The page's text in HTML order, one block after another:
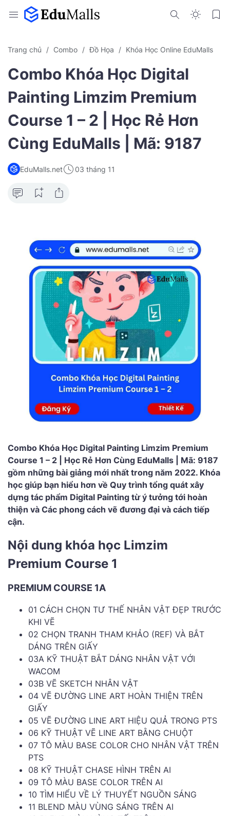
Trang chủ Combo Đồ Họa Khóa Học Online EduMalls
Combo Khóa Học Digital
Painting Limzim Premium
Course 1 – 2 | Học Rẻ Hơn
Cùng EduMalls | Mã: 9187
EduMalls.net 03 tháng 11
Combo Khóa Học Digital Painting Limzim Premium
Course 1 – 2 | Học Rẻ Hơn Cùng EduMalls | Mã: 9187
gồm những bài giảng mới nhất trong năm 2022. Khóa
học giúp bạn hiểu hơn về Quy trình tổng quát xây
dựng tác phẩm Digital Painting từ ý tưởng tới hoàn
thiện và Các phong cách vẽ đương đại và cách tiếp
cận.
Nội dung khóa học Limzim
Premium Course 1
PREMIUM COURSE 1A
01 CÁCH CHỌN TƯ THẾ NHÂN VẬT ĐẸP TRƯỚC
KHI VẼ
02 CHỌN TRANH THAM KHẢO (REF) VÀ BẮT
DÁNG TRÊN GIẤY
03A KỸ THUẬT BẮT DÁNG NHÂN VẬT VỚI
WACOM
03B VẼ SKETCH NHÂN VẬT
04 VẼ ĐƯỜNG LINE ART HOÀN THIỆN TRÊN
GIẤY
05 VẼ ĐƯỜNG LINE ART HIỆU QUẢ TRONG PTS
06 KỸ THUẬT VẼ LINE ART BẰNG CHUỘT
07 TÔ MÀU BASE COLOR CHO NHÂN VẬT TRÊN
PTS
08 KỸ THUẬT CHASE HÌNH TRÊN AI
09 TÔ MÀU BASE COLOR TRÊN AI
10 TÌM HIỂU VỀ LÝ THUYẾT NGUỒN SÁNG
11 BLEND MÀU VÙNG SÁNG TRÊN AI